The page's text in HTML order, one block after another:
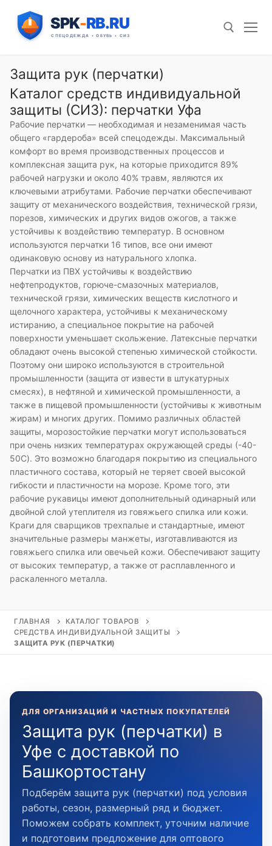
содержимому
Защита рук (перчатки)
Каталог средств индивидуальной
защиты (СИЗ): перчатки Уфа
Рабочие перчатки — необходимая и незаменимая часть
общего «гардероба» всей спецодежды. Максимальный
комфорт во время производственных процессов и
комплексная защита рук, на которые приходится 89%
рабочей нагрузки и около 40% травм, являются их
ключевыми атрибутами. Рабочие перчатки обеспечивают
защиту от механического воздействия, технической грязи,
порезов, химических и других видов ожогов, а также
устойчивы к воздействию температур. В основном
используются перчатки 16 типов, все они имеют
одинаковую основу из натурального хлопка.
Перчатки из ПВХ устойчивы к воздействию
нефтепродуктов, горюче-смазочных материалов,
технической грязи, химических веществ кислотного и
щелочного характера, устойчивы к механическому
истиранию, а специальное покрытие на рабочей
поверхности уменьшает скольжение. Латексные перчатки
обладают очень высокой степенью химической стойкости.
Поэтому они широко используются в строительной
промышленности (защита от извести в штукатурных
смесях), в нефтяной и химической промышленности, а
также в пищевой промышленности (устойчивы к животным
жирам) и многих других. Помимо различных областей
защиты, морозостойкие перчатки могут использоваться
при очень низких температурах окружающей среды (-40-
50C). Это возможно благодаря покрытию из специального
пластичного состава, который не теряет своей высокой
гибкости и пластичности на морозе. Кроме того, эти
рабочие рукавицы имеют дополнительный одинарный или
двойной слой утеплителя из говяжьего спилка или кожи.
Краги для сварщиков трехпалые и стандартные, имеют
значительные размеры манжеты, изготавливаются из
говяжьего спилка или овечьей кожи. Обеспечивают защиту
от высоких температур, а также от расплавленного и
раскаленного металла.
ГЛАВНАЯ
КАТАЛОГ ТОВАРОВ
СРЕДСТВА ИНДИВИДУАЛЬНОЙ ЗАЩИТЫ
ЗАЩИТА РУК (ПЕРЧАТКИ)
ДЛЯ ОРГАНИЗАЦИЙ И ЧАСТНЫХ ПОКУПАТЕЛЕЙ
Защита рук (перчатки) в
Уфе с доставкой по
Башкортостану
Подберём защита рук (перчатки) под условия
работы, сезон, размерный ряд и бюджет.
Поможем собрать комплект, уточним наличие
и подготовим предложение для оптового